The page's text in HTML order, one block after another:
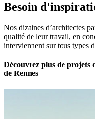
Besoin
Nos dizaines d’architectes
qualité de leur travail, en
interviennent sur tous types
Découvrez plus de projets
de Rennes